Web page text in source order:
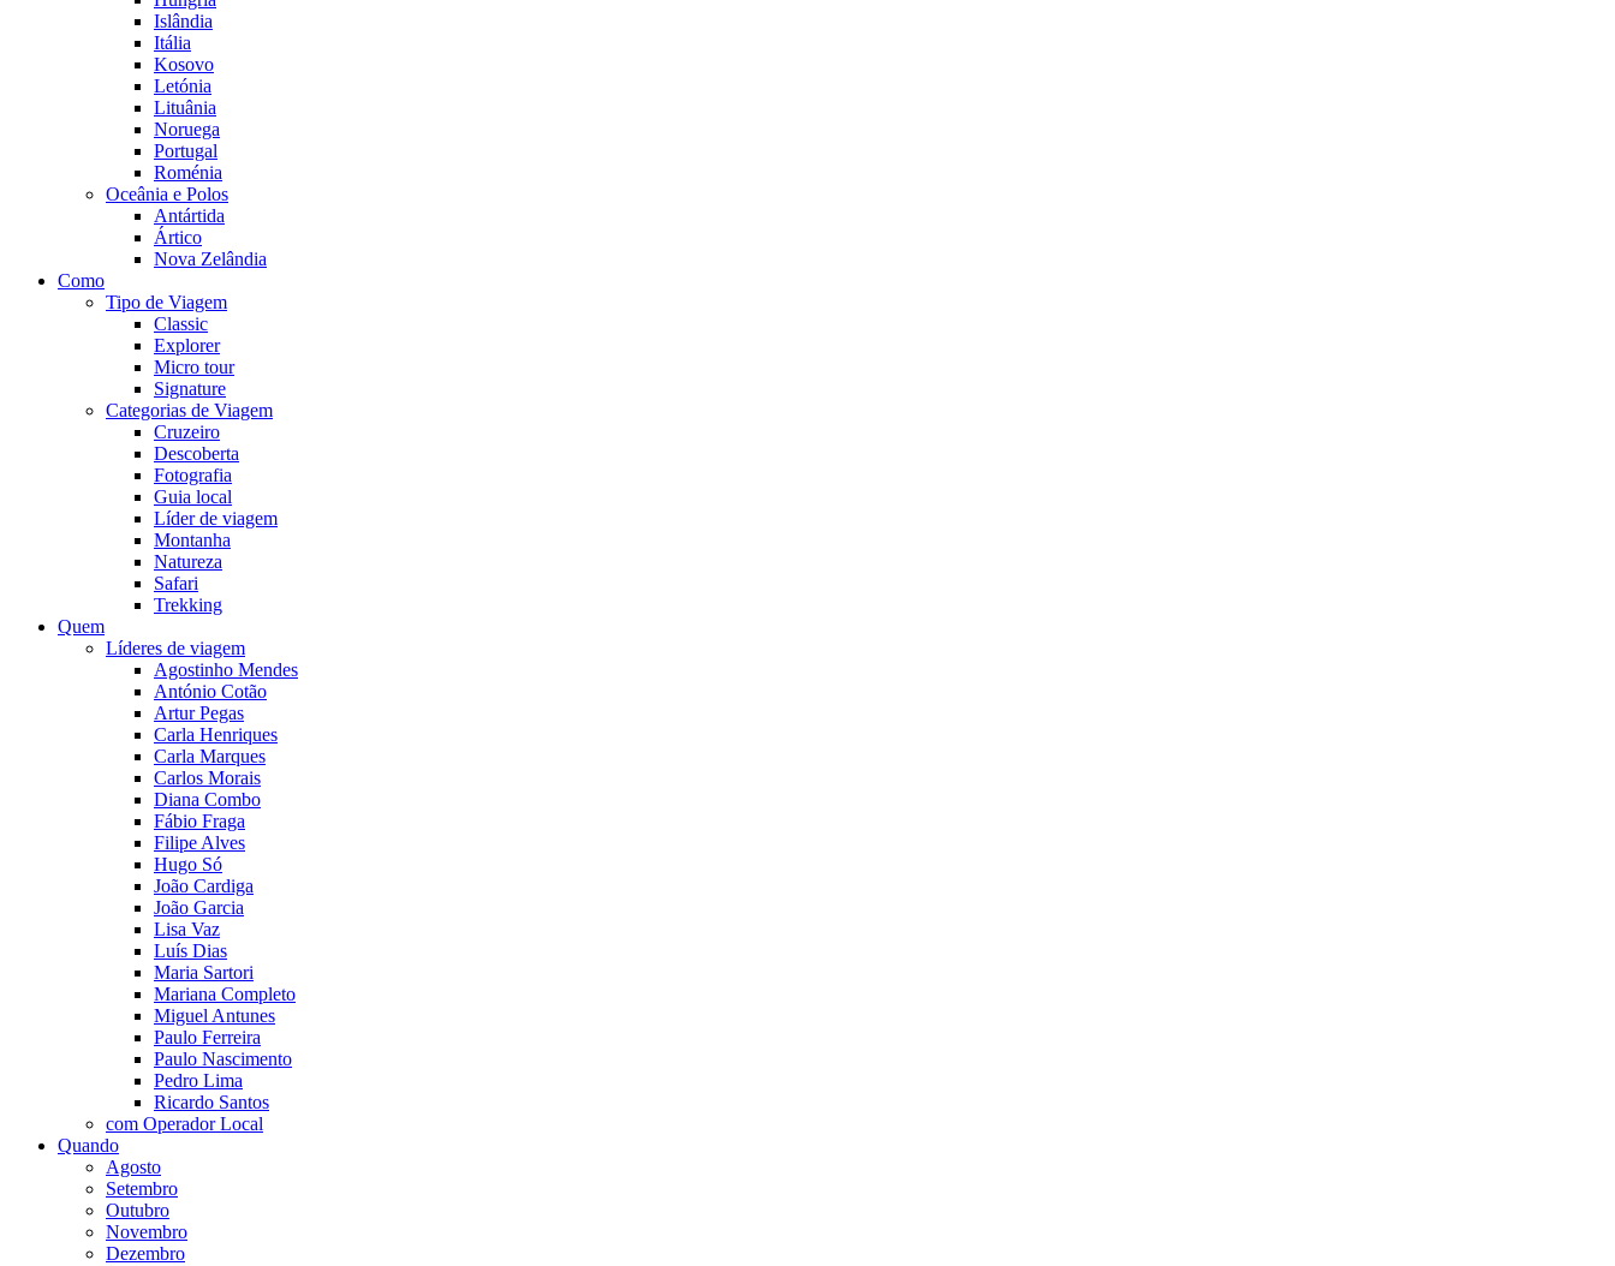
Islândia
Itália
Kosovo
Letónia
Lituânia
Noruega
Portugal
Roménia
Oceânia e Polos
Antártida
Ártico
Nova Zelândia
Como
Tipo de Viagem
Classic
Explorer
Micro tour
Signature
Categorias de Viagem
Cruzeiro
Descoberta
Fotografia
Guia local
Líder de viagem
Montanha
Natureza
Safari
Trekking
Quem
Líderes de viagem
Agostinho Mendes
António Cotão
Artur Pegas
Carla Henriques
Carla Marques
Carlos Morais
Diana Combo
Fábio Fraga
Filipe Alves
Hugo Só
João Cardiga
João Garcia
Lisa Vaz
Luís Dias
Maria Sartori
Mariana Completo
Miguel Antunes
Paulo Ferreira
Paulo Nascimento
Pedro Lima
Ricardo Santos
com Operador Local
Quando
Agosto
Setembro
Outubro
Novembro
Dezembro